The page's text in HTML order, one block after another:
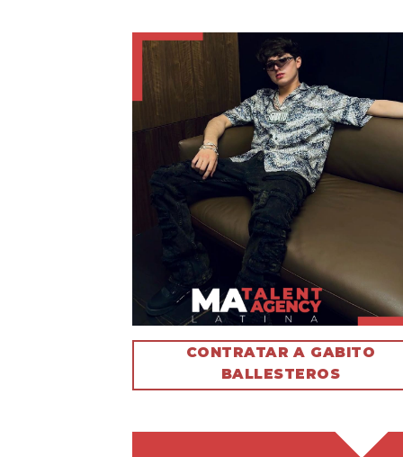
CONTRATAR A GABITO
BALLESTEROS